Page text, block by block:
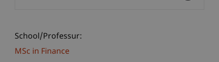
School/Professur:
MSc in Finance